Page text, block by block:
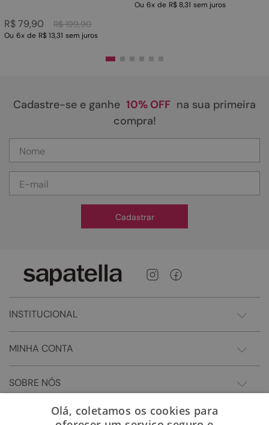
R$ 199,90
R$79,90
Ou 6x de R$ 13,31 sem juros
Ou 6x de R$ 8,31 sem juros
Cadastre-se e ganhe 10% OFF na sua primeira
compra!
Cadastrar
INSTITUCIONAL
MINHA CONTA
SOBRE NÓS
Olá, coletamos os cookies para